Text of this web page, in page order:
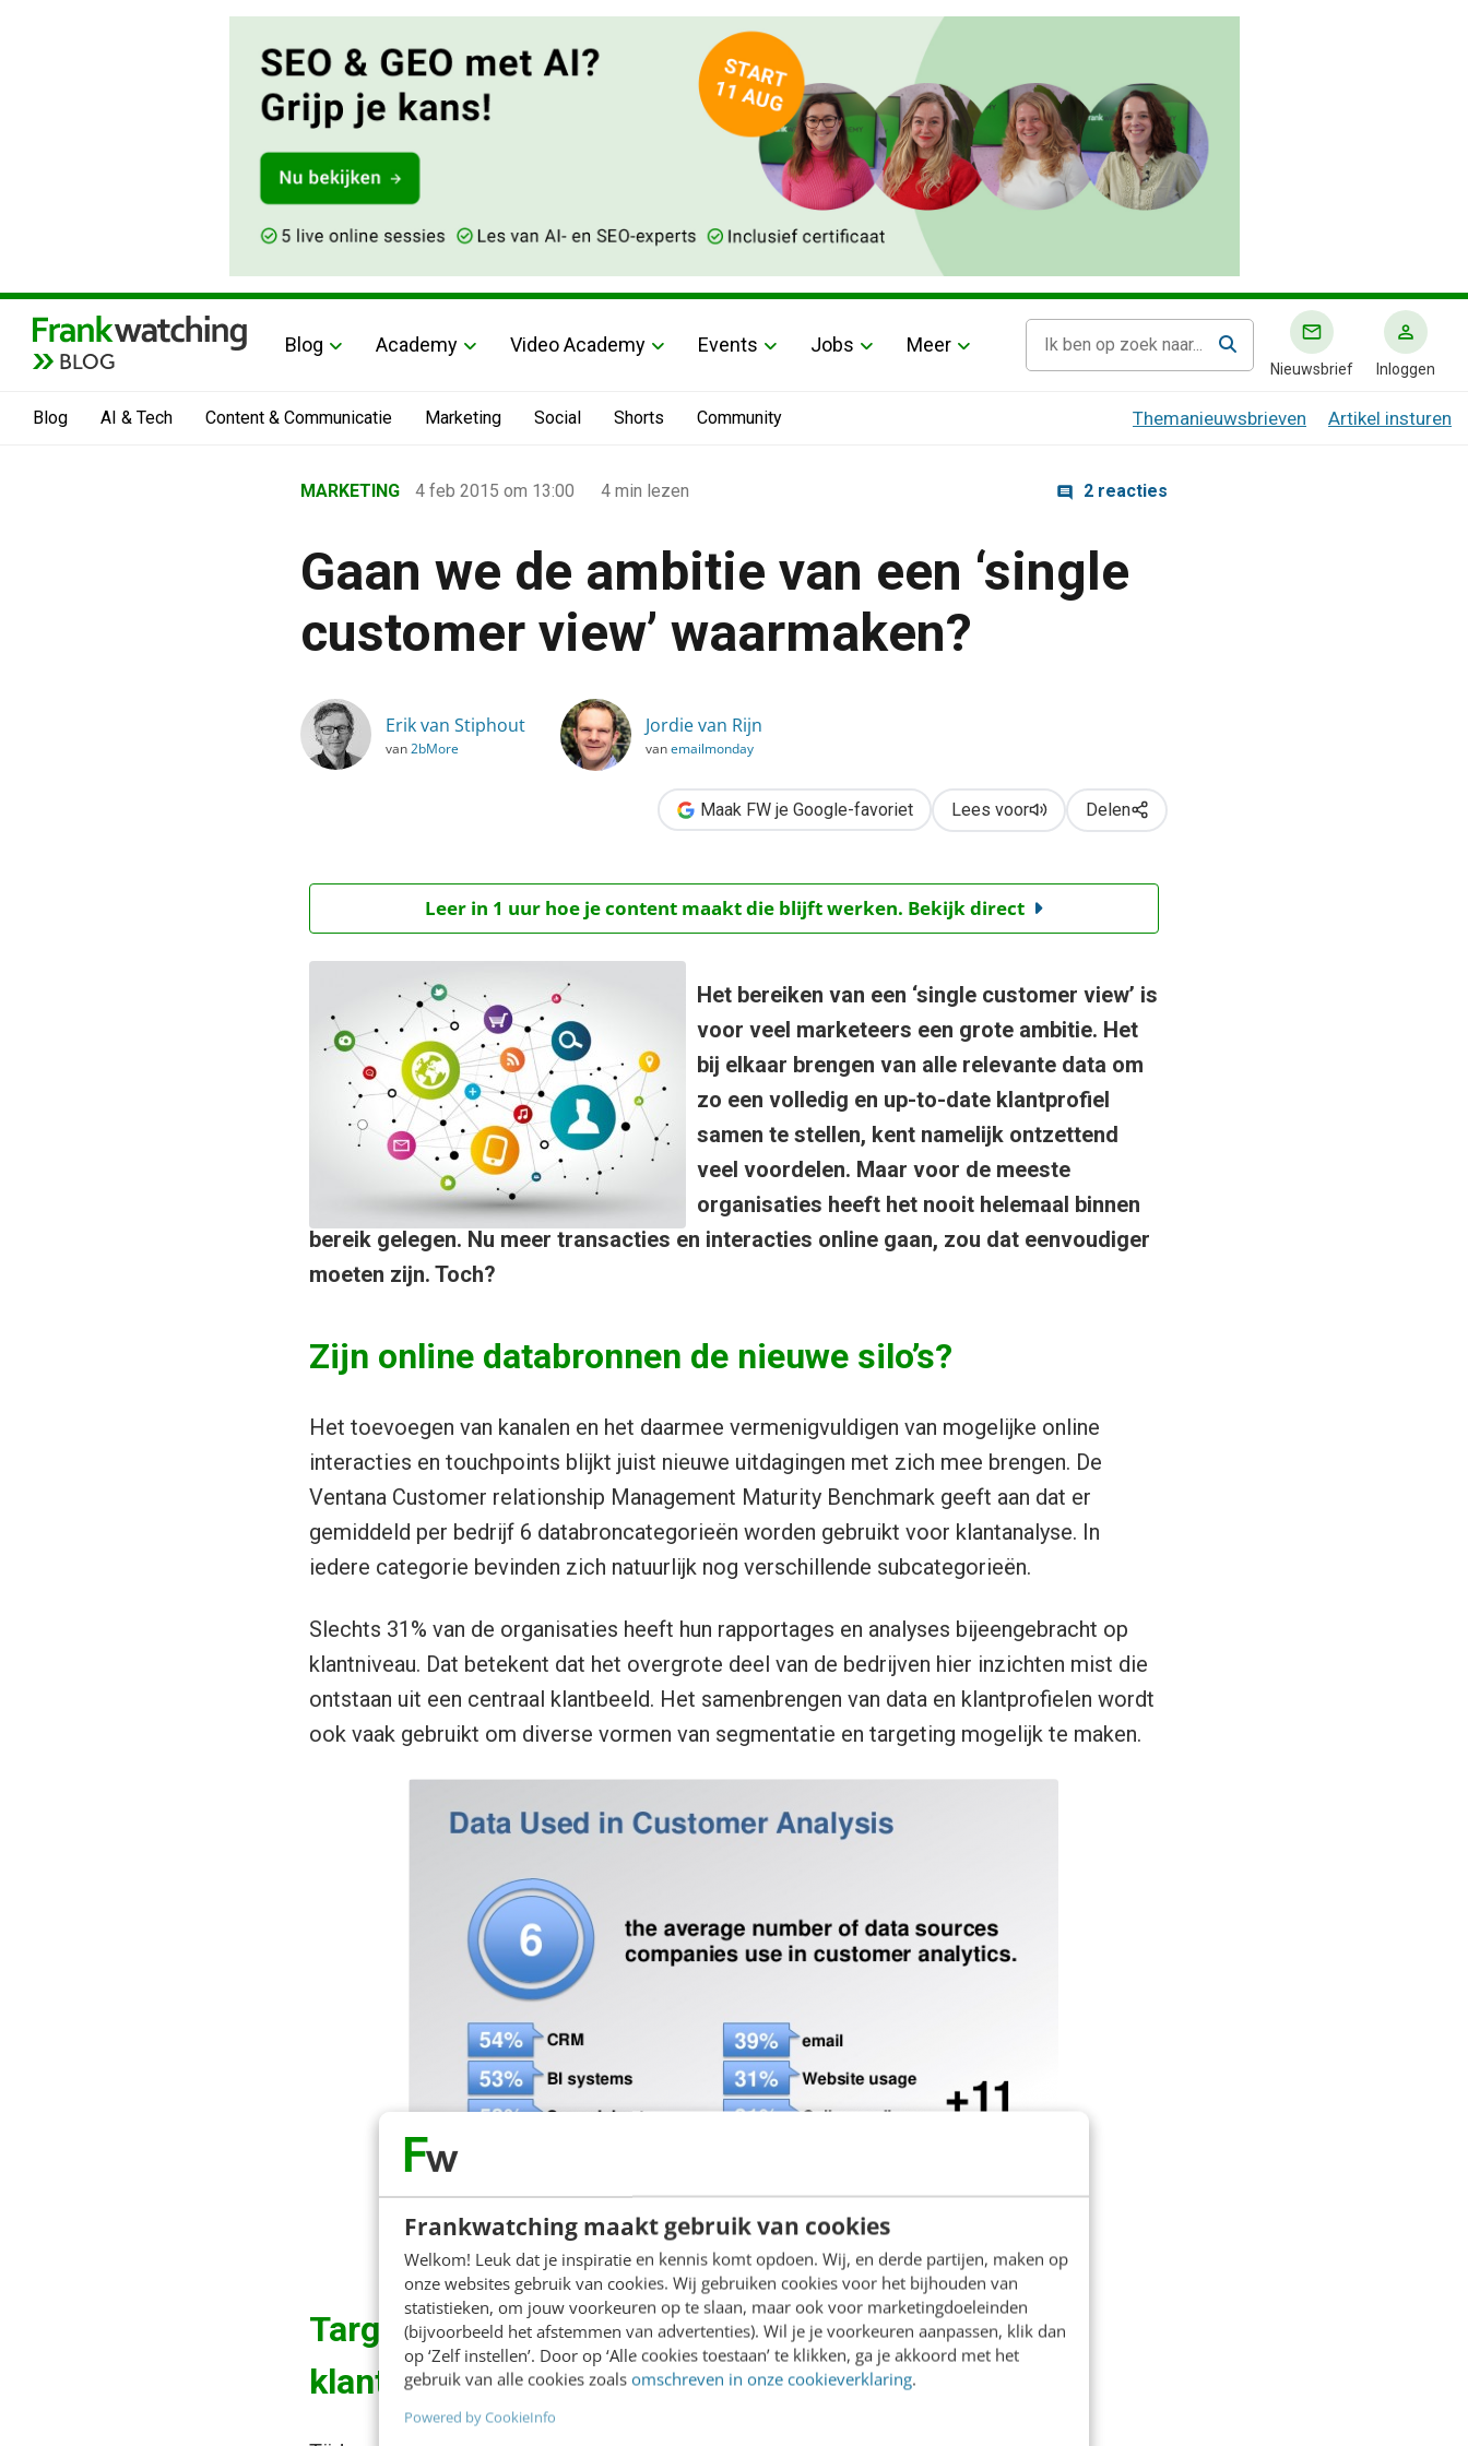
Frankwatching maakt gebruik van cookies
Welkom! Leuk dat je inspiratie en kennis komt opdoen. Wij, en derde partijen, maken op
onze websites gebruik van cookies. Wij gebruiken cookies voor het bijhouden van
statistieken, om jouw voorkeuren op te slaan, maar ook voor marketingdoeleinden
(bijvoorbeeld het afstemmen van advertenties). Wil je je voorkeuren aanpassen, klik dan
op ‘Zelf instellen’. Door op ‘Alle cookies toestaan’ te klikken, ga je akkoord met het
gebruik van alle cookies zoals omschreven in onze cookieverklaring.
Powered by CookieInfo
BLOG
Blog Academy Video Academy Events Jobs Meer
Nieuwsbrief Inloggen
Blog AI & Tech Content & Communicatie Marketing Social Shorts Community Themanieuwsbrieven Artikel insturen
›
›
›
MARKETING 4 feb 2015 om 13:00 4 min lezen 2 reacties
Gaan we de ambitie van een ‘single
customer view’ waarmaken?
Erik van Stiphout
van2bMore
Jordie van Rijn
vanemailmonday
Maak FW je Google-favoriet Lees voor Delen
Leer in 1 uur hoe je content maakt die blijft werken. Bekijk direct
Het bereiken van een ‘single customer view’ is
voor veel marketeers een grote ambitie. Het
bij elkaar brengen van alle relevante data om
zo een volledig en up-to-date klantprofiel
samen te stellen, kent namelijk ontzettend
veel voordelen. Maar voor de meeste
organisaties heeft het nooit helemaal binnen
bereik gelegen. Nu meer transacties en interacties online gaan, zou dat eenvoudiger
moeten zijn. Toch?
Zijn online databronnen de nieuwe silo’s?
Het toevoegen van kanalen en het daarmee vermenigvuldigen van mogelijke online
interacties en touchpoints blijkt juist nieuwe uitdagingen met zich mee brengen. De
Ventana Customer relationship Management Maturity Benchmark geeft aan dat er
gemiddeld per bedrijf 6 databroncategorieën worden gebruikt voor klantanalyse. In
iedere categorie bevinden zich natuurlijk nog verschillende subcategorieën.
Slechts 31% van de organisaties heeft hun rapportages en analyses bijeengebracht op
klantniveau. Dat betekent dat het overgrote deel van de bedrijven hier inzichten mist die
ontstaan uit een centraal klantbeeld. Het samenbrengen van data en klantprofielen wordt
ook vaak gebruikt om diverse vormen van segmentatie en targeting mogelijk te maken.
Targeting op basis van een samengebracht
klantprofiel